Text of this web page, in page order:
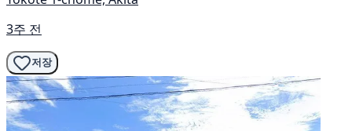
3주 전
저장